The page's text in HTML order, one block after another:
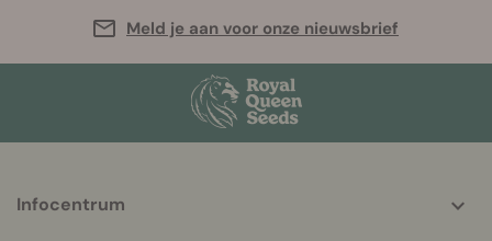
Meld je aan voor onze nieuwsbrief
More
Infocentrum